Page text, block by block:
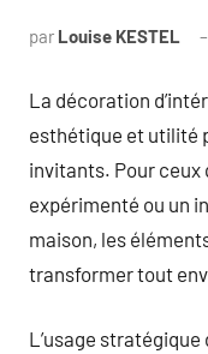
par Louise KESTEL
La décoration
esthétique et utilité
invitants. Pour ceux
expérimenté ou un
maison, les
transformer tout
L’usage